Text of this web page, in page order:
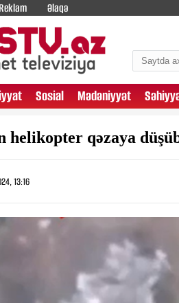
Reklam Əlaqə
Sosial Mədəniyyət
helikopter qəzaya
13:16